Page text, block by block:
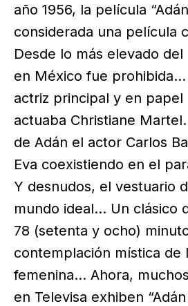
año 1956, la película
considerada una película
Desde lo más elevado
en México fue
actriz principal y en papel
actuaba Christiane
de Adán el actor Carlos
Eva coexistiendo en el
Y desnudos, el vestuario
mundo ideal… Un clásico
78 (setenta y ocho)
contemplación mística de
femenina… Ahora,
en Televisa exhiben